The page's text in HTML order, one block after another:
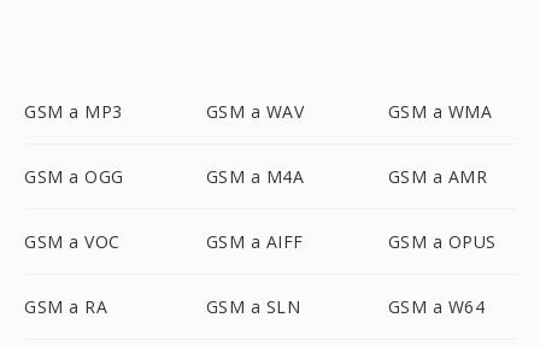
GSM a MP3 GSM a WAV GSM a WMA
GSM a OGG GSM a M4A GSM a AMR
GSM a VOC GSM a AIFF GSM a OPUS
GSM a RA GSM a SLN GSM a W64